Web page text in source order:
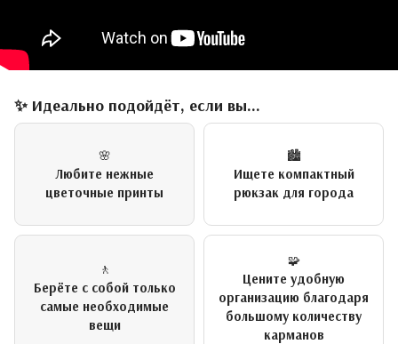
✨ Идеально подойдёт, если вы...
🌸
Любите нежные
цветочные принты
🏙️
Ищете компактный
рюкзак для города
🚶
Берёте с собой только
самые необходимые
вещи
🧩
Цените удобную
организацию благодаря
большому количеству
карманов